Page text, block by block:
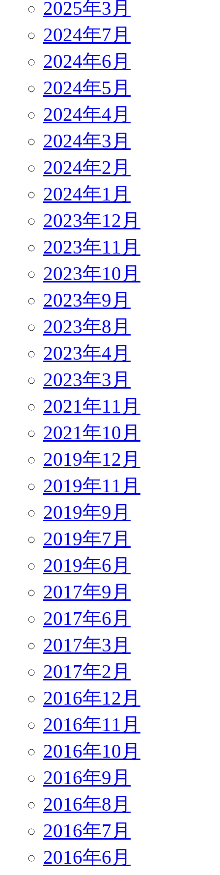
2025年3月
2024年7月
2024年6月
2024年5月
2024年4月
2024年3月
2024年2月
2024年1月
2023年12月
2023年11月
2023年10月
2023年9月
2023年8月
2023年4月
2023年3月
2021年11月
2021年10月
2019年12月
2019年11月
2019年9月
2019年7月
2019年6月
2017年9月
2017年6月
2017年3月
2017年2月
2016年12月
2016年11月
2016年10月
2016年9月
2016年8月
2016年7月
2016年6月